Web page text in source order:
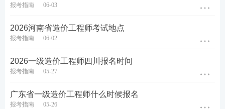
照（尺寸25mm*35mm，像素295px*413px），照片
底色背景为白色，JPG或JPEG格式。（2018年2月2
2日以前注册的用户无须更换照片）。
如果你不知
道怎么处理照片，点击这里这里查看>>
添加个人信息，学历信息，完善工作经历，完善联
报考指南 06-03
2026河南省造价工程师考试地点
报考指南 06-02
2026一级造价工程师四川报名时间
报考指南 05-27
广东省一级造价工程师什么时候报名
报考指南 05-26